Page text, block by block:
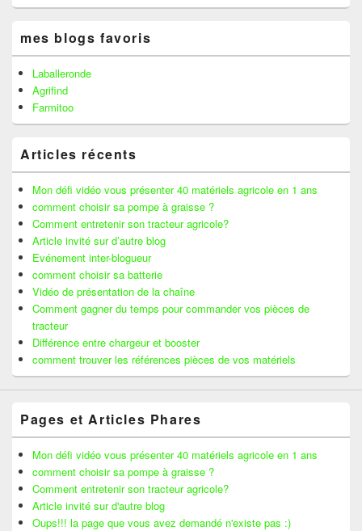
mes blogs favoris
Laballeronde
Agrifind
Farmitoo
Articles récents
Mon défi vidéo vous présenter 40 matériels agricole en 1 ans
comment choisir sa pompe à graisse ?
Comment entretenir son tracteur agricole?
Article invité sur d’autre blog
Evénement inter-blogueur
comment choisir sa batterie
Vidéo de présentation de la chaîne
Comment gagner du temps pour commander vos pièces de
tracteur
Différence entre chargeur et booster
comment trouver les références pièces de vos matériels
Pages et Articles Phares
Mon défi vidéo vous présenter 40 matériels agricole en 1 ans
comment choisir sa pompe à graisse ?
Comment entretenir son tracteur agricole?
Article invité sur d'autre blog
Oups!!! la page que vous avez demandé n'existe pas :)